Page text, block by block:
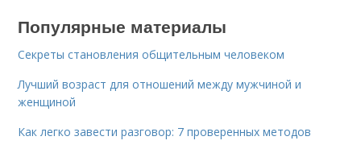
Популярные материалы
Секреты становления общительным человеком
Лучший возраст для отношений между мужчиной и
женщиной
Как легко завести разговор: 7 проверенных методов